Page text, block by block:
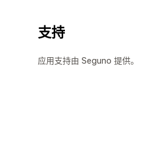
支持
应用支持由 Seguno 提供。